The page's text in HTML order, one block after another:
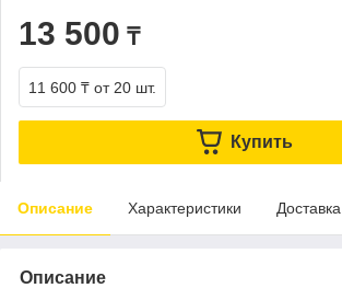
13 500 ₸
11 600 ₸ от 20 шт.
Купить
Описание Характеристики Доставка
Описание